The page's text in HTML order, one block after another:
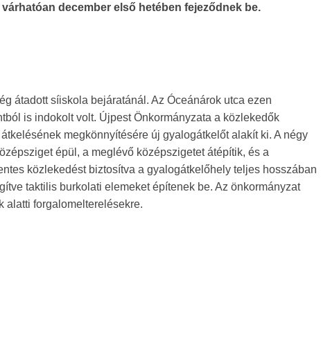
várhatóan december első hetében fejeződnek be.
átadott síiskola bejáratánál. Az Óceánárok utca ezen
is indokolt volt. Újpest Önkormányzata a közlekedők
megkönnyítésére új gyalogátkelőt alakít ki. A négy
épül, a meglévő középszigetet átépítik, és a
közlekedést biztosítva a gyalogátkelőhely teljes hosszában
taktilis burkolati elemeket építenek be. Az önkormányzat
alatti forgalomelterelésekre.